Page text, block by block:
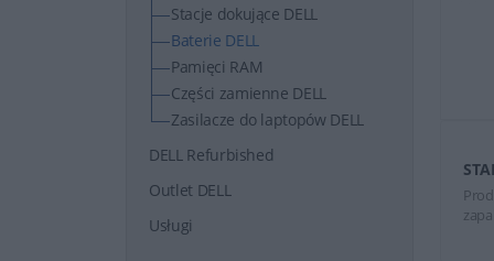
Stacje dokujące DELL
Baterie DELL
Pamięci RAM
Części zamienne DELL
Zasilacze do laptopów DELL
DELL Refurbished
Outlet DELL
Usługi